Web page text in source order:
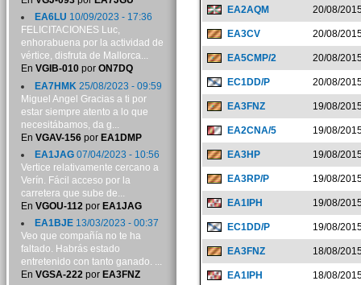
EA2AQM 20/08/
EA3CV 20/08/
EA5CMP/2 20/08/
EC1DD/P 20/08/
EA3FNZ 19/08/
EA2CNA/5 19/08/
EA3HP 19/08/
EA3RP/P 19/08/
EA1IPH 19/08/
EC1DD/P 19/08/
EA3FNZ 18/08/
EA1IPH 18/08/
EA6LU 10/09/2023 - 17:36
FELICITACIONES Luc,
enhorabuena por la actividad de
vértice, disfruta de Mallorca...
En VGIB-010por ON7DQ
EA7HMK 25/08/2023 - 09:59
Miguel Angel Gracias a ti por
estar siempre atento a lo que
necesitábamos, da g...
En VGAV-156por EA1DMP
EA1JAG07/04/2023 - 10:56
Vertice relativamente cercano a
Verín. Fácil acceso por la
carretera que sube de...
En VGOU-112por EA1JAG
EA1BJE13/03/2023 - 00:37
Veo que compañía no te ha
faltado. Habrás estado
entretenido con tanto ganado. ...
En VGSA-222por EA3FNZ